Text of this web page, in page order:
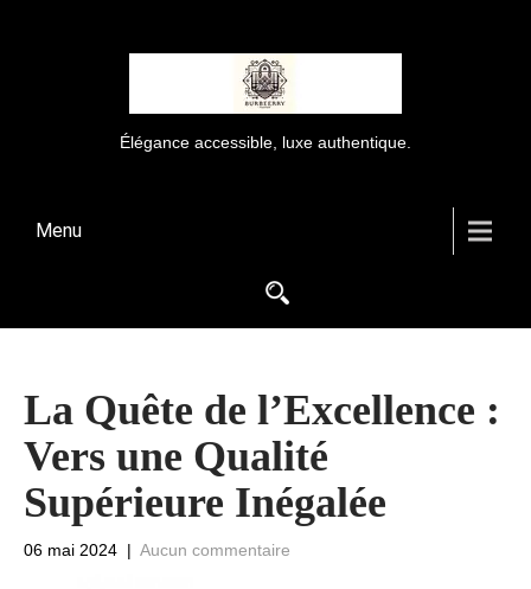
Élégance accessible, luxe authentique.
Menu
La Quête de l’Excellence :
Vers une Qualité
Supérieure Inégalée
06 mai 2024 | Aucun commentaire